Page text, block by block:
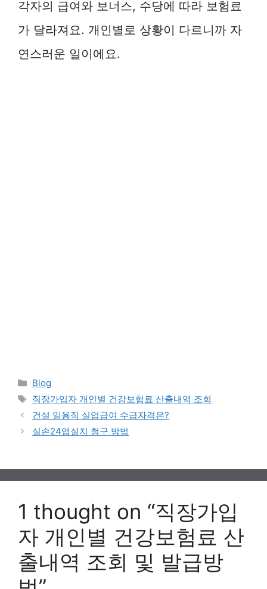
각자의 급여와 보너스, 수당에 따라 보험료
가 달라져요. 개인별로 상황이 다르니까 자
연스러운 일이에요.
Categories
Blog
Tags
직장가입자 개인별 건강보험료 산출내역 조회
건설 일용직 실업급여 수급자격은?
실손24앱설치 청구 방법
1 thought on “직장가입
자 개인별 건강보험료 산
출내역 조회 및 발급방